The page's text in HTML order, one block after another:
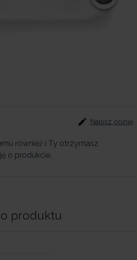
Napisz opinię
również i Ty otrzymasz
o produkcie.
produktu